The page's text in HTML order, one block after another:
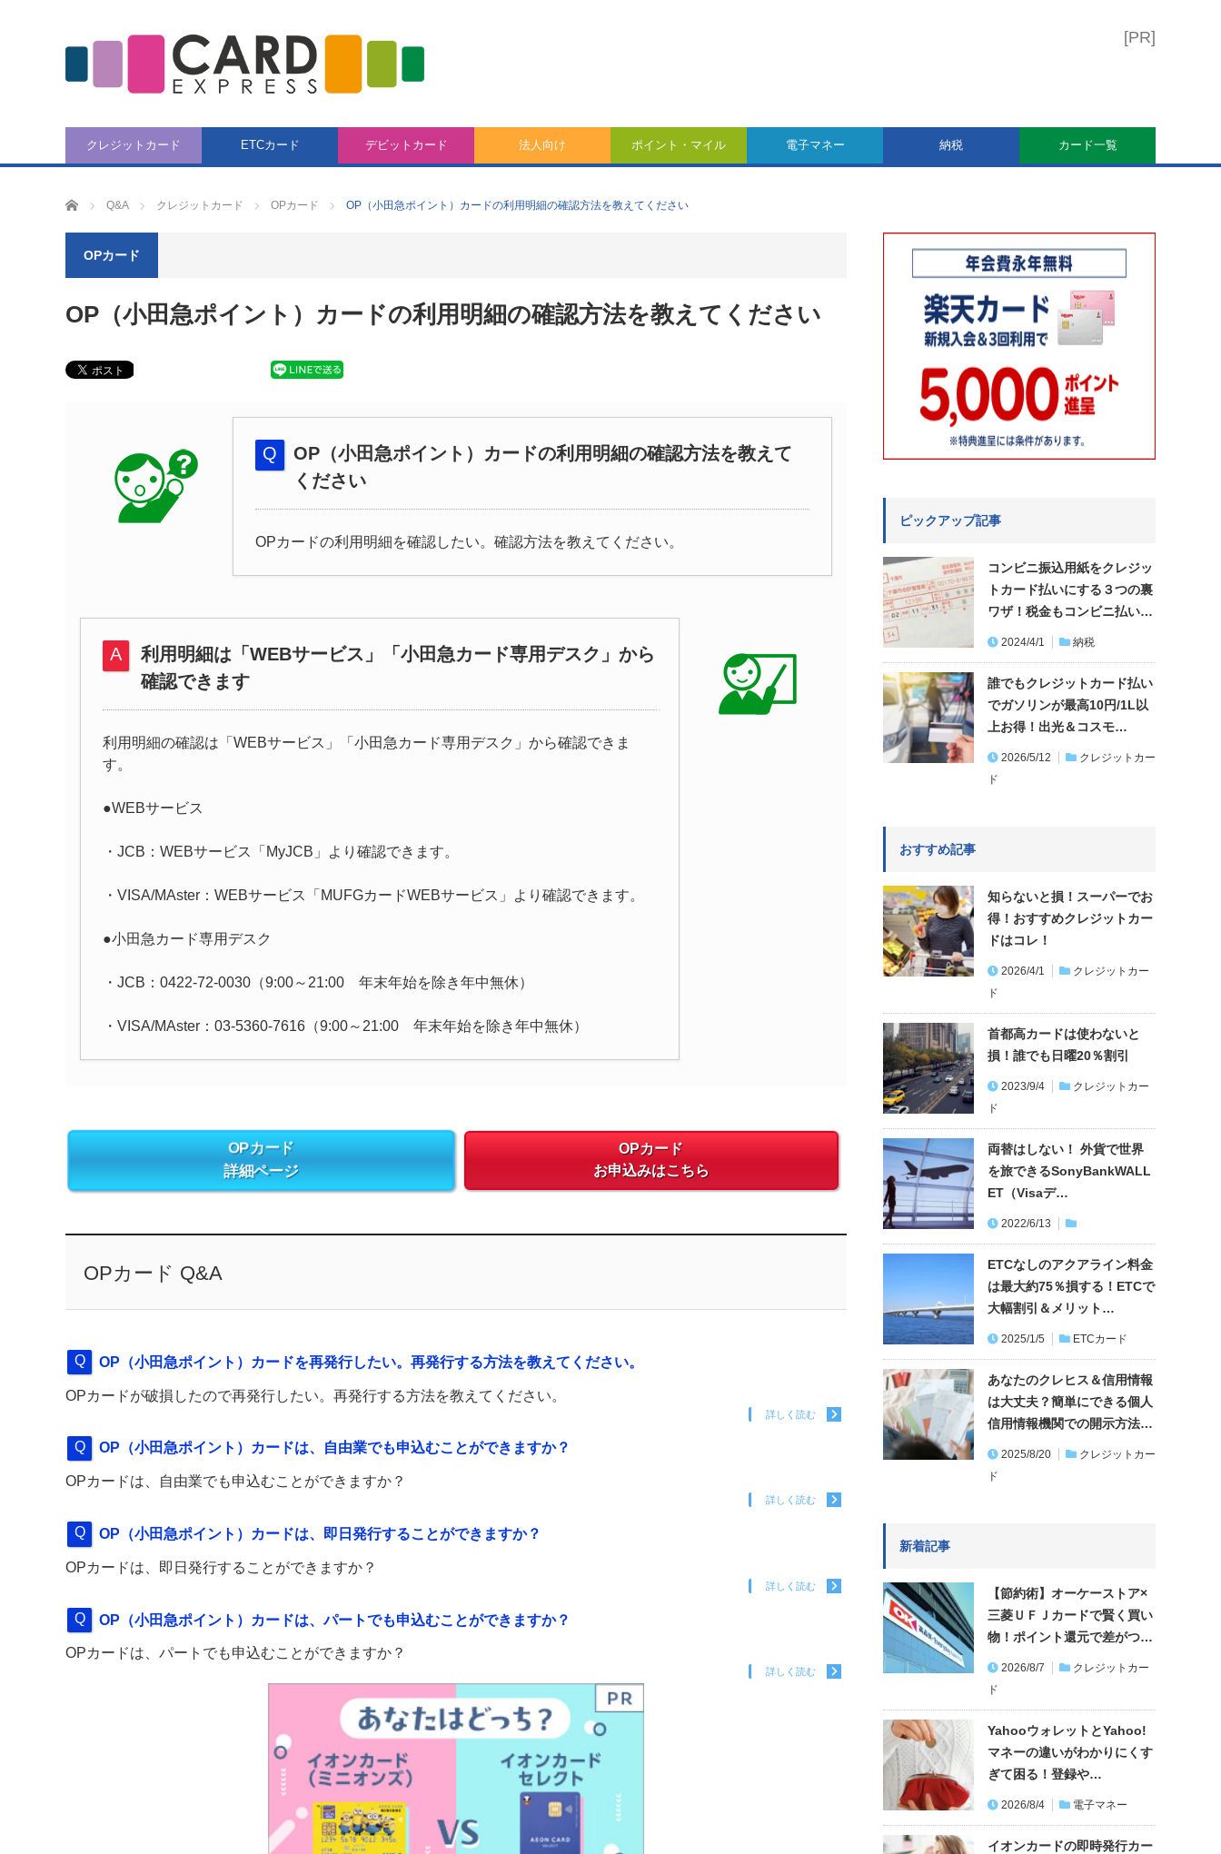
クレジットカード ETCカード デビットカード 法人向け ポイント・マイル 電子マネー 納税 カード一覧
CARD EXPRESS
Q&A クレジットカード OPカード OP（小田急ポイント）カードの利用明細の確認方法を教えてください
OPカード
OP（小田急ポイント）カードの利用明細の確認方法を教えてください
OP（小田急ポイント）カードの利用明細の確認方法を教えて
ください
OPカードの利用明細を確認したい。確認方法を教えてください。
利用明細は「WEBサービス」「小田急カード専用デスク」から
確認できます
利用明細の確認は「WEBサービス」「小田急カード専用デスク」から確認できま
す。
●WEBサービス
・JCB：WEBサービス「MyJCB」より確認できます。
・VISA/MAster：WEBサービス「MUFGカードWEBサービス」より確認できます。
●小田急カード専用デスク
・JCB：0422-72-0030（9:00～21:00 年末年始を除き年中無休）
・VISA/MAster：03-5360-7616（9:00～21:00 年末年始を除き年中無休）
OPカード
詳細ページ
OPカード
お申込みはこちら
OPカード Q&A
OP（小田急ポイント）カードを再発行したい。再発行する方法を教えてください。
OPカードが破損したので再発行したい。再発行する方法を教えてください。
詳しく読む
OP（小田急ポイント）カードは、自由業でも申込むことができますか？
OPカードは、自由業でも申込むことができますか？
詳しく読む
OP（小田急ポイント）カードは、即日発行することができますか？
OPカードは、即日発行することができますか？
詳しく読む
OP（小田急ポイント）カードは、パートでも申込むことができますか？
OPカードは、パートでも申込むことができますか？
詳しく読む
ピックアップ記事
コンビニ振込用紙をクレジッ
トカード払いにする３つの裏
ワザ！税金もコンビニ払い…
2024/4/1 納税
誰でもクレジットカード払い
でガソリンが最高10円/1L以
上お得！出光＆コスモ…
2026/5/12
クレジットカー
ド
おすすめ記事
知らないと損！スーパーでお
得！おすすめクレジットカー
ドはコレ！
2026/4/1
クレジットカー
ド
首都高カードは使わないと
損！誰でも日曜20％割引
2023/9/4
クレジットカー
ド
両替はしない！ 外貨で世界
を旅できるSonyBankWALL
ET（Visaデ…
2022/6/13
ETCなしのアクアライン料金
は最大約75％損する！ETCで
大幅割引＆メリット…
2025/1/5 ETCカード
あなたのクレヒス＆信用情報
は大丈夫？簡単にできる個人
信用情報機関での開示方法…
2025/8/20
クレジットカー
ド
新着記事
【節約術】オーケーストア×
三菱ＵＦＪカードで賢く買い
物！ポイント還元で差がつ…
2026/8/7
クレジットカー
ド
YahooウォレットとYahoo!
マネーの違いがわかりにくす
ぎて困る！登録や…
2026/8/4 電子マネー
イオンカードの即時発行カー